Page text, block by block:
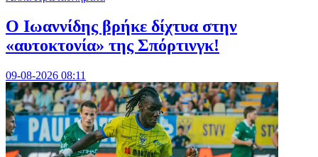
Ο Ιωαννίδης βρήκε δίχτυα στην
«αυτοκτονία» της Σπόρτινγκ!
09-08-2026 08:11